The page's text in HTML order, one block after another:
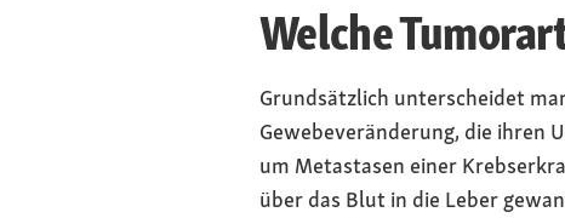
Welche
Grundsätzlich unterscheidet
Gewebeveränderung, die ihren
um Metastasen einer
über das Blut in die Leber